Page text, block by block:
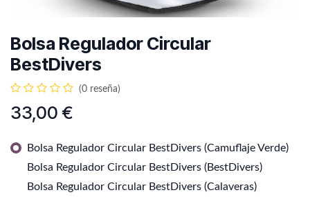
Bolsa Regulador Circular
BestDivers
(0 reseña)
33,00 €
Bolsa Regulador Circular BestDivers (Camuflaje Verde)
Bolsa Regulador Circular BestDivers (BestDivers)
Bolsa Regulador Circular BestDivers (Calaveras)